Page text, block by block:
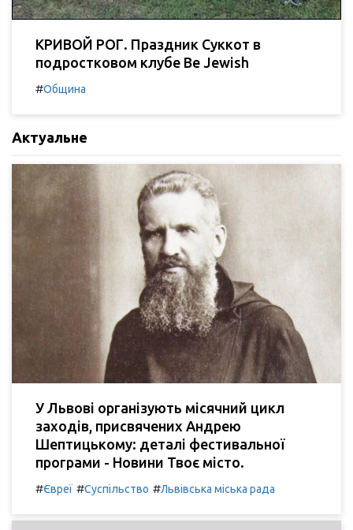
КРИВОЙ РОГ. Праздник Суккот в
подростковом клубе Be Jewish
#Община
Актуальне
У Львові організують місячний цикл
заходів, присвячених Андрею
Шептицькому: деталі фестивальної
програми - Новини Твоє місто.
#Євреї #Суспільство #Львівська міська рада